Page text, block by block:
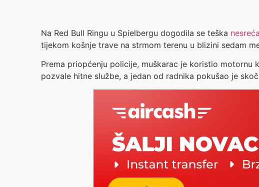
Na Red Bull Ringu u Spielbergu dogodila se teška nesreća
tijekom košnje trave na strmom terenu u blizini sedam
Prema priopćenju policije, muškarac je koristio
pozvale hitne službe, a jedan od radnika pokušao je